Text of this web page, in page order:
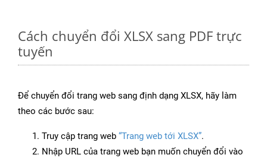
Cách chuyển đổi XLSX sang PDF trực
tuyến
Để chuyển đổi trang web sang định dạng XLSX, hãy làm
theo các bước sau:
Truy cập trang web “Trang web tới XLSX”.
Nhập URL của trang web bạn muốn chuyển đổi vào